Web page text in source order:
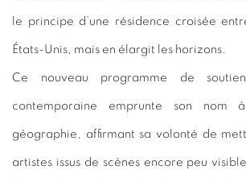
le principe d’une résidence croisée
États-Unis, mais en élargit les horizons.
Ce nouveau programme de
contemporaine emprunte son nom
géographie, affirmant sa volonté de
artistes issus de scènes encore peu